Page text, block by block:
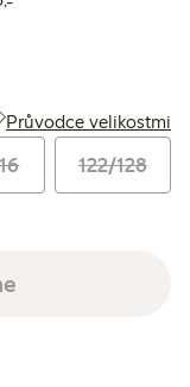
Průvodce velikostmi
122/128